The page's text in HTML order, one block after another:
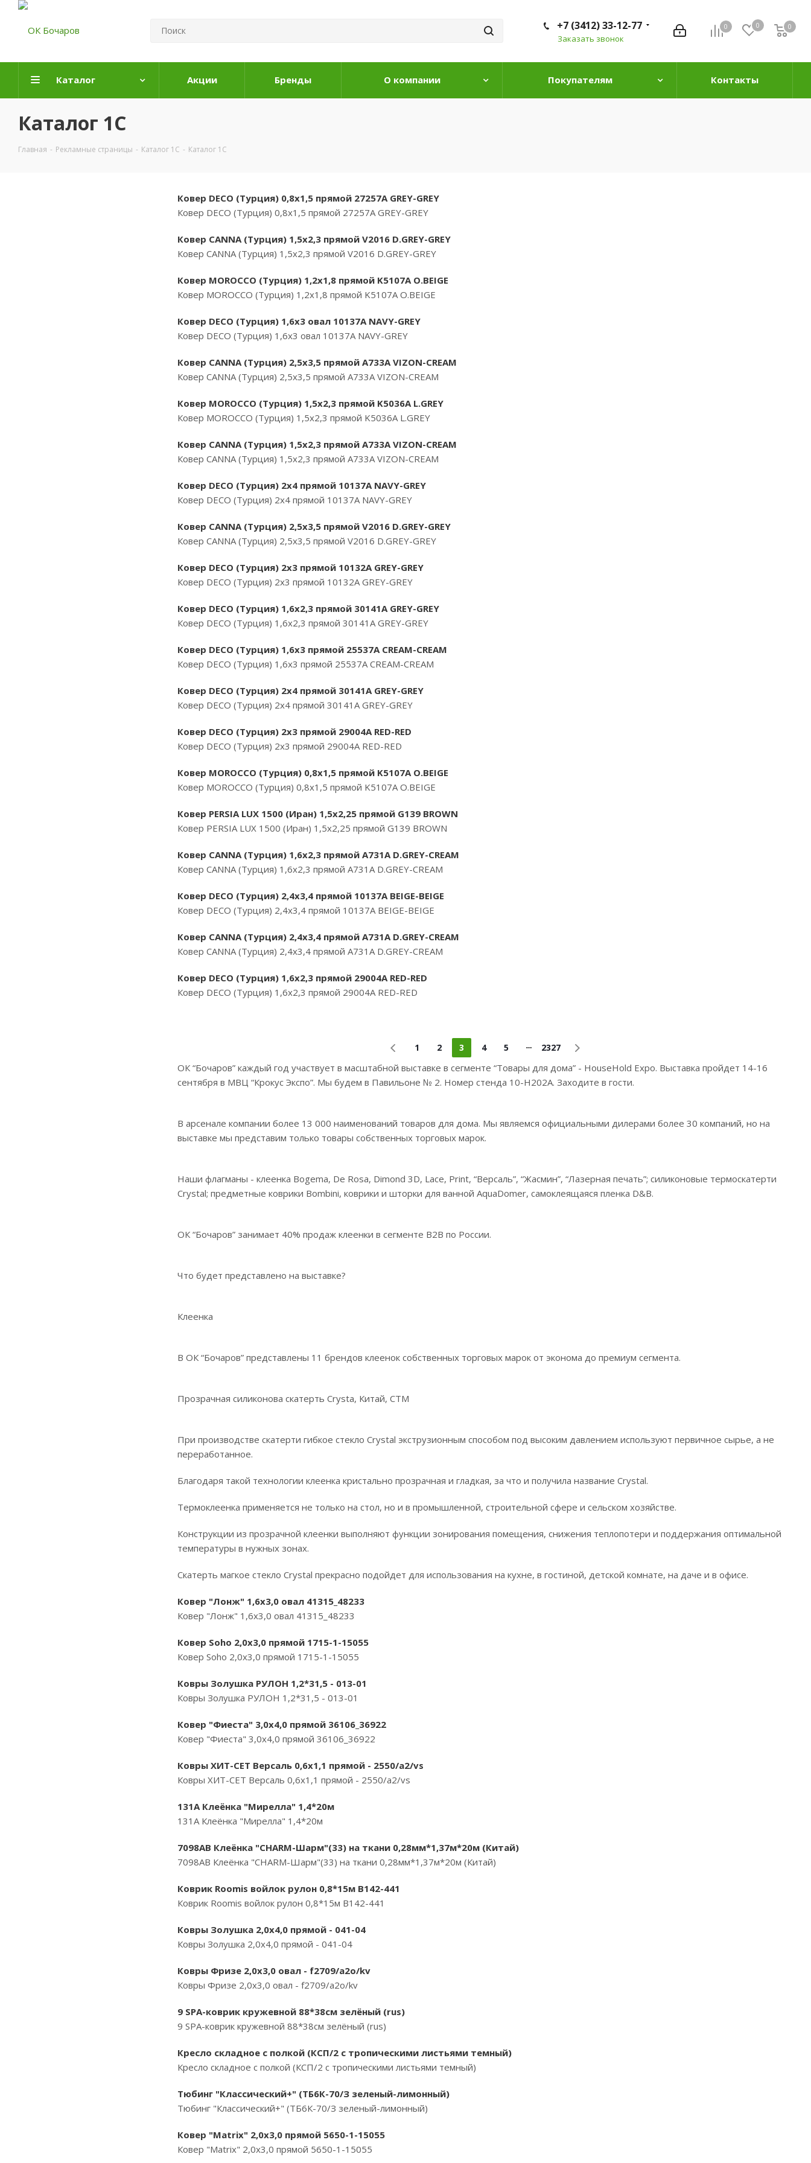
0 0 0
0
+7 (3412) 33-12-77
Заказать звонок
Каталог Акции Бренды О компании Покупателям Контакты
Каталог 1С
Главная - Рекламные страницы - Каталог 1С - Каталог 1С
Ковер DECO (Турция) 0,8х1,5 прямой 27257A GREY-GREY
Ковер DECO (Турция) 0,8х1,5 прямой 27257A GREY-GREY
Ковер CANNA (Турция) 1,5х2,3 прямой V2016 D.GREY-GREY
Ковер CANNA (Турция) 1,5х2,3 прямой V2016 D.GREY-GREY
Ковер MOROCCO (Турция) 1,2х1,8 прямой K5107A O.BEIGE
Ковер MOROCCO (Турция) 1,2х1,8 прямой K5107A O.BEIGE
Ковер DECO (Турция) 1,6х3 овал 10137A NAVY-GREY
Ковер DECO (Турция) 1,6х3 овал 10137A NAVY-GREY
Ковер CANNA (Турция) 2,5х3,5 прямой A733A VIZON-CREAM
Ковер CANNA (Турция) 2,5х3,5 прямой A733A VIZON-CREAM
Ковер MOROCCO (Турция) 1,5х2,3 прямой K5036A L.GREY
Ковер MOROCCO (Турция) 1,5х2,3 прямой K5036A L.GREY
Ковер CANNA (Турция) 1,5х2,3 прямой A733A VIZON-CREAM
Ковер CANNA (Турция) 1,5х2,3 прямой A733A VIZON-CREAM
Ковер DECO (Турция) 2х4 прямой 10137A NAVY-GREY
Ковер DECO (Турция) 2х4 прямой 10137A NAVY-GREY
Ковер CANNA (Турция) 2,5х3,5 прямой V2016 D.GREY-GREY
Ковер CANNA (Турция) 2,5х3,5 прямой V2016 D.GREY-GREY
Ковер DECO (Турция) 2х3 прямой 10132A GREY-GREY
Ковер DECO (Турция) 2х3 прямой 10132A GREY-GREY
Ковер DECO (Турция) 1,6х2,3 прямой 30141A GREY-GREY
Ковер DECO (Турция) 1,6х2,3 прямой 30141A GREY-GREY
Ковер DECO (Турция) 1,6х3 прямой 25537A CREAM-CREAM
Ковер DECO (Турция) 1,6х3 прямой 25537A CREAM-CREAM
Ковер DECO (Турция) 2х4 прямой 30141A GREY-GREY
Ковер DECO (Турция) 2х4 прямой 30141A GREY-GREY
Ковер DECO (Турция) 2х3 прямой 29004A RED-RED
Ковер DECO (Турция) 2х3 прямой 29004A RED-RED
Ковер MOROCCO (Турция) 0,8х1,5 прямой K5107A O.BEIGE
Ковер MOROCCO (Турция) 0,8х1,5 прямой K5107A O.BEIGE
Ковер PERSIA LUX 1500 (Иран) 1,5х2,25 прямой G139 BROWN
Ковер PERSIA LUX 1500 (Иран) 1,5х2,25 прямой G139 BROWN
Ковер CANNA (Турция) 1,6х2,3 прямой A731A D.GREY-CREAM
Ковер CANNA (Турция) 1,6х2,3 прямой A731A D.GREY-CREAM
Ковер DECO (Турция) 2,4х3,4 прямой 10137A BEIGE-BEIGE
Ковер DECO (Турция) 2,4х3,4 прямой 10137A BEIGE-BEIGE
Ковер CANNA (Турция) 2,4х3,4 прямой A731A D.GREY-CREAM
Ковер CANNA (Турция) 2,4х3,4 прямой A731A D.GREY-CREAM
Ковер DECO (Турция) 1,6х2,3 прямой 29004A RED-RED
Ковер DECO (Турция) 1,6х2,3 прямой 29004A RED-RED
1 2 3 4 5 2327
ОК “Бочаров” каждый год участвует в масштабной выставке в сегменте “Товары для дома” - HouseHold Expo. Выставка пройдет 14-16
сентября в МВЦ “Крокус Экспо”. Мы будем в Павильоне № 2. Номер стенда 10-Н202А. Заходите в гости.
В арсенале компании более 13 000 наименований товаров для дома. Мы являемся официальными дилерами более 30 компаний, но на
выставке мы представим только товары собственных торговых марок.
Наши флагманы - клеенка Bogema, De Rosa, Dimond 3D, Lace, Print, “Версаль”, “Жасмин”, “Лазерная печать”; силиконовые термоскатерти
Crystal; предметные коврики Bombini, коврики и шторки для ванной AquaDomer, самоклеящаяся пленка D&B.
ОК “Бочаров” занимает 40% продаж клеенки в сегменте B2B по России.
Что будет представлено на выставке?
Клеенка
В ОК “Бочаров” представлены 11 брендов клеенок собственных торговых марок от эконома до премиум сегмента.
Прозрачная силиконова скатерть Crysta, Китай, СТМ
При производстве скатерти гибкое стекло Crystal экструзионным способом под высоким давлением используют первичное сырье, а не
переработанное.
Благодаря такой технологии клеенка кристально прозрачная и гладкая, за что и получила название Crystal.
Термоклеенка применяется не только на стол, но и в промышленной, строительной сфере и сельском хозяйстве.
Конструкции из прозрачной клеенки выполняют функции зонирования помещения, снижения теплопотери и поддержания оптимальной
температуры в нужных зонах.
Скатерть магкое стекло Crystal прекрасно подойдет для использования на кухне, в гостиной, детской комнате, на даче и в офисе.
Ковер "Лонж" 1,6х3,0 овал 41315_48233
Ковер "Лонж" 1,6х3,0 овал 41315_48233
Ковер Soho 2,0х3,0 прямой 1715-1-15055
Ковер Soho 2,0х3,0 прямой 1715-1-15055
Ковры Золушка РУЛОН 1,2*31,5 - 013-01
Ковры Золушка РУЛОН 1,2*31,5 - 013-01
Ковер "Фиеста" 3,0х4,0 прямой 36106_36922
Ковер "Фиеста" 3,0х4,0 прямой 36106_36922
Ковры ХИТ-СЕТ Версаль 0,6х1,1 прямой - 2550/a2/vs
Ковры ХИТ-СЕТ Версаль 0,6х1,1 прямой - 2550/a2/vs
131A Клеёнка "Мирелла" 1,4*20м
131A Клеёнка "Мирелла" 1,4*20м
7098AB Клеёнка "CHARM-Шарм"(33) на ткани 0,28мм*1,37м*20м (Китай)
7098AB Клеёнка "CHARM-Шарм"(33) на ткани 0,28мм*1,37м*20м (Китай)
Коврик Roomis войлок рулон 0,8*15м B142-441
Коврик Roomis войлок рулон 0,8*15м B142-441
Ковры Золушка 2,0х4,0 прямой - 041-04
Ковры Золушка 2,0х4,0 прямой - 041-04
Ковры Фризе 2,0х3,0 овал - f2709/a2o/kv
Ковры Фризе 2,0х3,0 овал - f2709/a2o/kv
9 SPA-коврик кружевной 88*38см зелёный (rus)
9 SPA-коврик кружевной 88*38см зелёный (rus)
Кресло складное с полкой (КСП/2 с тропическими листьями темный)
Кресло складное с полкой (КСП/2 с тропическими листьями темный)
Тюбинг "Классический+" (ТБ6К-70/З зеленый-лимонный)
Тюбинг "Классический+" (ТБ6К-70/З зеленый-лимонный)
Ковер "Matrix" 2,0х3,0 прямой 5650-1-15055
Ковер "Matrix" 2,0х3,0 прямой 5650-1-15055